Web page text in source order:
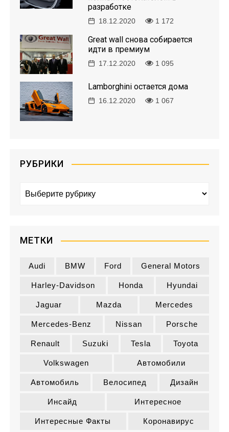
разработке
18.12.2020 1 172
Great wall снова собирается
идти в премиум
17.12.2020 1 095
Lamborghini остается дома
16.12.2020 1 067
РУБРИКИ
и
МЕТКИ
Audi BMW Ford General Motors
Harley-Davidson Honda Hyundai
Jaguar Mazda Mercedes
Mercedes-Benz Nissan Porsche
Renault Suzuki Tesla Toyota
Volkswagen Автомобили
Автомобиль Велосипед Дизайн
Инсайд Интересное
Интересные Факты Коронавирус